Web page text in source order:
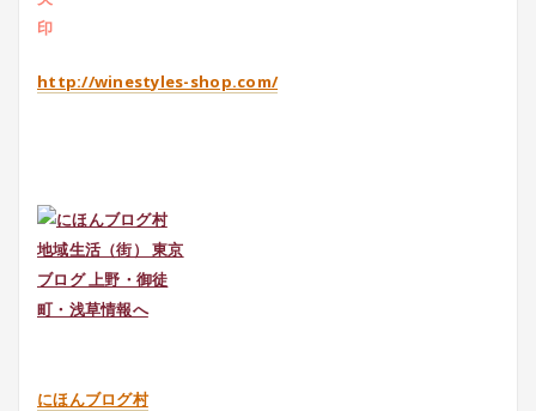
http://winestyles-shop.com/
にほんブログ村